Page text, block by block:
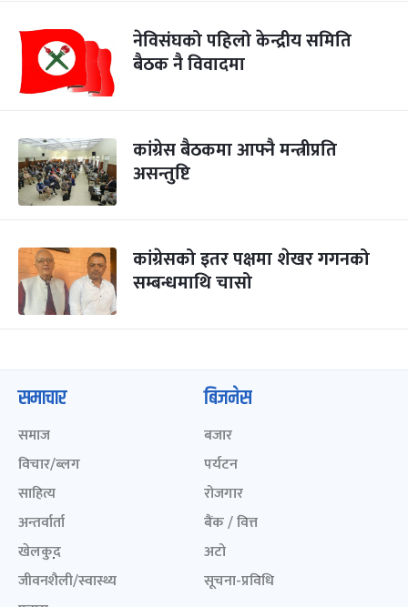
नेविसंघको पहिलो केन्द्रीय समिति
बैठक नै विवादमा
कांग्रेस बैठकमा आफ्नै मन्त्रीप्रति
असन्तुष्टि
कांग्रेसको इतर पक्षमा शेखर गगनको
सम्बन्धमाथि चासो
समाचार
समाज
विचार/ब्लग
साहित्य
अन्तर्वार्ता
खेलकुद़़
जीवनशैली/स्वास्थ्य
बिजनेस
बजार
पर्यटन
रोजगार
बैंक / वित्त
अटो
सूचना-प्रविधि